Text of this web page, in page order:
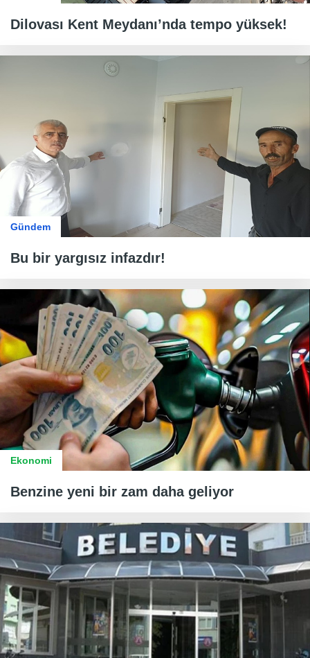
Dilovası Kent Meydanı’nda tempo yüksek!
Gündem
Bu bir yargısız infazdır!
Ekonomi
Benzine yeni bir zam daha geliyor